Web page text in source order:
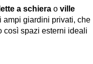
a schiera o ville
ampi giardini privati, che
così spazi esterni ideali